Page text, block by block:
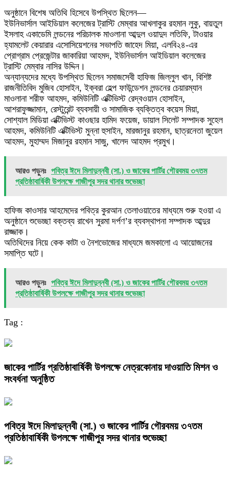
অনুষ্ঠানে বিশেষ অতিথি হিসেবে উপস্থিত ছিলেন—
ইউনিভার্সাল আইডিয়াল কলেজের ট্রাস্টি মেম্বার আখলাকুর রহমান লুকু, বায়তুল
ইসলাহ একাডেমি লন্ডনের পরিচালক মাওলানা আব্দুল ওয়াদুদ লতিফি, টাওয়ার
হ্যামলেট কেয়ারার এসোসিয়েশনের সভাপতি জাহেদ মিয়া, এলবি২৪-এর
প্রোগ্রাম প্রেজেন্টার জাকারিয়া আহমদ, ইউনিভার্সাল আইডিয়াল কলেজের
ট্রাস্টি মেম্বার নাসির উদ্দিন।
অন্যান্যদের মধ্যে উপস্থিত ছিলেন সমাজসেবী হাফিজ জিল্লুল খান, বিশিষ্ট
রাজনীতিবিদ মুজিব হোসাইন, ইক্বরা হেল্প ফাউন্ডেশন লন্ডনের চেয়ারম্যান
মাওলানা শরীফ আহমদ, কমিউনিটি এক্টিভিস্ট রেদ্বওয়ান হোসাইন,
আশরাফুজ্জামান, রেস্টুরেন্ট ব্যবসায়ী ও সামাজিক ব্যক্তিত্ব কয়েস মিয়া,
সোশ্যাল মিডিয়া এক্টিভিস্ট কাওছার হামিদ ফয়েজ, ডায়াল সিলেট সম্পাদক সুহেল
আহমদ, কমিউনিটি এক্টিভিস্ট মুন্না হুসাইন, মারজানুর রহমান, ছাত্রনেতা জুয়েল
আহমদ, মুহাম্মদ মিজানুর রহমান সাজু, খালেদ আহমদ প্রমুখ।
আরও পড়ুনঃ পবিত্র ঈদে মিলাদুন্নবী (সা.) ও জাকের পার্টির গৌরবময় ৩৭তম
প্রতিষ্ঠাবার্ষিকী উপলক্ষে গাজীপুর সদর থানার শুভেচ্ছা
হাফিজ কাওসার আহমেদের পবিত্র কুরআন তেলাওয়াতের মাধ্যমে শুরু হওয়া এ
অনুষ্ঠানে শুভেচ্ছা বক্তব্য রাখেন সুরমা দর্পণ’র ব্যবস্থাপনা সম্পাদক আব্দুর
রাজ্জাক।
অতিথিদের নিয়ে কেক কাটা ও নৈশভোজের মাধ্যমে জমকালো এ আয়োজনের
সমাপ্তি ঘটে।
আরও পড়ুনঃ পবিত্র ঈদে মিলাদুন্নবী (সা.) ও জাকের পার্টির গৌরবময় ৩৭তম
প্রতিষ্ঠাবার্ষিকী উপলক্ষে গাজীপুর সদর থানার শুভেচ্ছা
Tag :
জাকের পার্টির প্রতিষ্ঠাবার্ষিকী উপলক্ষে নেত্রকোনায় দাওয়াতি মিশন ও
সংবর্ধনা অনুষ্ঠিত
পবিত্র ঈদে মিলাদুন্নবী (সা.) ও জাকের পার্টির গৌরবময় ৩৭তম
প্রতিষ্ঠাবার্ষিকী উপলক্ষে গাজীপুর সদর থানার শুভেচ্ছা